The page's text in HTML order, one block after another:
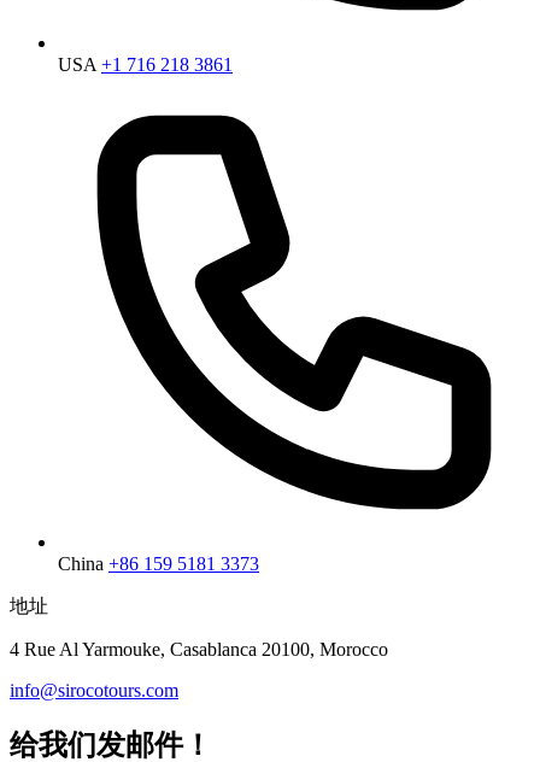
USA +1 716 218 3861
China +86 159 5181 3373
地址
4 Rue Al Yarmouke, Casablanca 20100, Morocco
info@sirocotours.com
给我们发邮件！